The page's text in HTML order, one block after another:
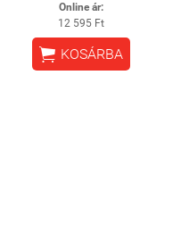
Online ár:
12 595 Ft
 KOSÁRBA